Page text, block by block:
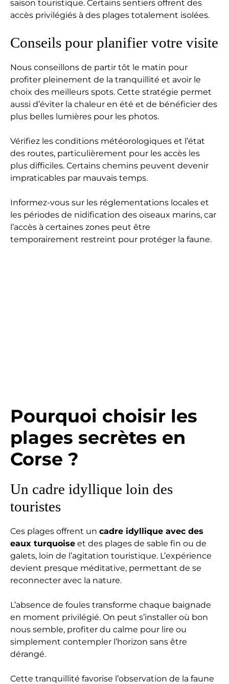
saison touristique. Certains sentiers offrent des
accès privilégiés à des plages totalement isolées.
Conseils pour planifier votre visite
Nous conseillons de partir tôt le matin pour
profiter pleinement de la tranquillité et avoir le
choix des meilleurs spots. Cette stratégie permet
aussi d’éviter la chaleur en été et de bénéficier des
plus belles lumières pour les photos.
Vérifiez les conditions météorologiques et l’état
des routes, particulièrement pour les accès les
plus difficiles. Certains chemins peuvent devenir
impraticables par mauvais temps.
Informez-vous sur les réglementations locales et
les périodes de nidification des oiseaux marins, car
l’accès à certaines zones peut être
temporairement restreint pour protéger la faune.
Pourquoi choisir les
plages secrètes en
Corse ?
Un cadre idyllique loin des
touristes
Ces plages offrent un cadre idyllique avec des
eaux turquoise et des plages de sable fin ou de
galets, loin de l’agitation touristique. L’expérience
devient presque méditative, permettant de se
reconnecter avec la nature.
L’absence de foules transforme chaque baignade
en moment privilégié. On peut s’installer où bon
nous semble, profiter du calme pour lire ou
simplement contempler l’horizon sans être
dérangé.
Cette tranquillité favorise l’observation de la faune